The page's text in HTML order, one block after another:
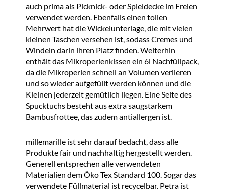
auch prima als Picknick- oder Spieldecke im Freien
verwendet werden. Ebenfalls einen tollen
Mehrwert hat die Wickelunterlage, die mit vielen
kleinen Taschen versehen ist, sodass Cremes und
Windeln darin ihren Platz finden. Weiterhin
enthält das Mikroperlenkissen ein 6l Nachfüllpack,
da die Mikroperlen schnell an Volumen verlieren
und so wieder aufgefüllt werden können und die
Kleinen jederzeit gemütlich liegen. Eine Seite des
Spucktuchs besteht aus extra saugstarkem
Bambusfrottee, das zudem antiallergen ist.
millemarille ist sehr darauf bedacht, dass alle
Produkte fair und nachhaltig hergestellt werden.
Generell entsprechen alle verwendeten
Materialien dem Öko Tex Standard 100. Sogar das
verwendete Füllmaterial ist recycelbar. Petra ist